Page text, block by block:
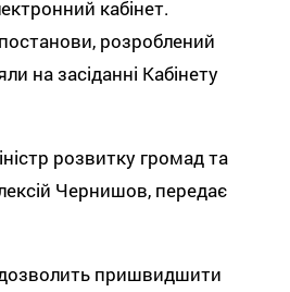
кабінет.
розроблений
на засіданні Кабінету
розвитку громад та
Чернишов, передає
пришвидшити